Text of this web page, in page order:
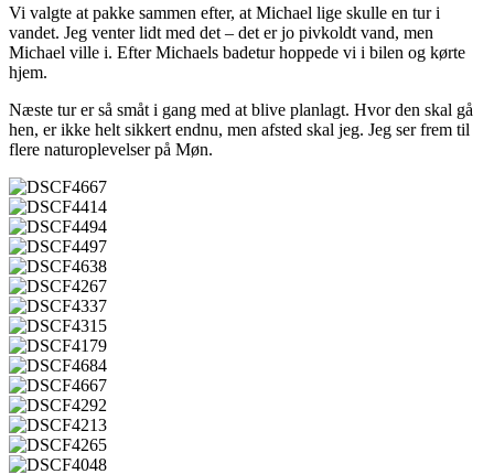
Vi valgte at pakke sammen efter, at Michael lige skulle en tur i
vandet. Jeg venter lidt med det – det er jo pivkoldt vand, men
Michael ville i. Efter Michaels badetur hoppede vi i bilen og kørte
hjem.
Næste tur er så småt i gang med at blive planlagt. Hvor den skal gå
hen, er ikke helt sikkert endnu, men afsted skal jeg. Jeg ser frem til
flere naturoplevelser på Møn.